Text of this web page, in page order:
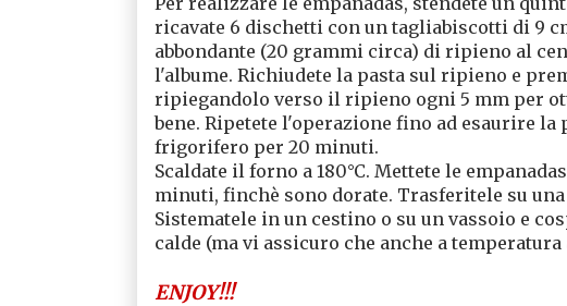
ricavate 6 dischetti con un tagliabiscotti di 9
abbondante (20 grammi circa) di ripieno al
l'albume. Richiudete la pasta sul ripieno e
ripiegandolo verso il ripieno ogni 5 mm per
bene. Ripetete l'operazione fino ad esaurire
frigorifero per 20 minuti.
Scaldate il forno a 180°C. Mettete le
minuti, finchè sono dorate. Trasferitele su
Sistematele in un cestino o su un vassoio e
calde (ma vi assicuro che anche a
ENJOY!!!